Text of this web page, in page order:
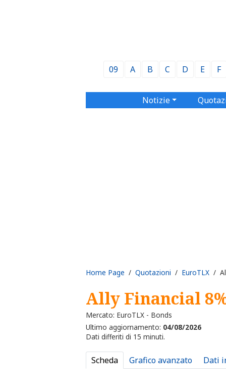
09 A B C D E F
Notizie
Home Page / Quotazioni / EuroTLX /
Ally Financial
Mercato: EuroTLX - Bonds
Ultimo aggiornamento: 04/08/2026
Dati differiti di 15 minuti.
Scheda Grafico avanzato Dati